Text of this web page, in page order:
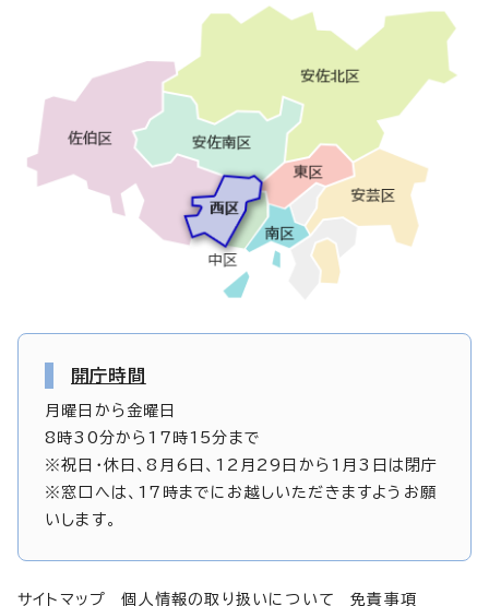
開庁時間
月曜日から金曜日
8時30分から17時15分まで
※祝日・休日、8月6日、12月29日から1月3日は閉庁
※窓口へは、17時までにお越しいただきますようお願
いします。
サイトマップ 個人情報の取り扱いについて 免責事項